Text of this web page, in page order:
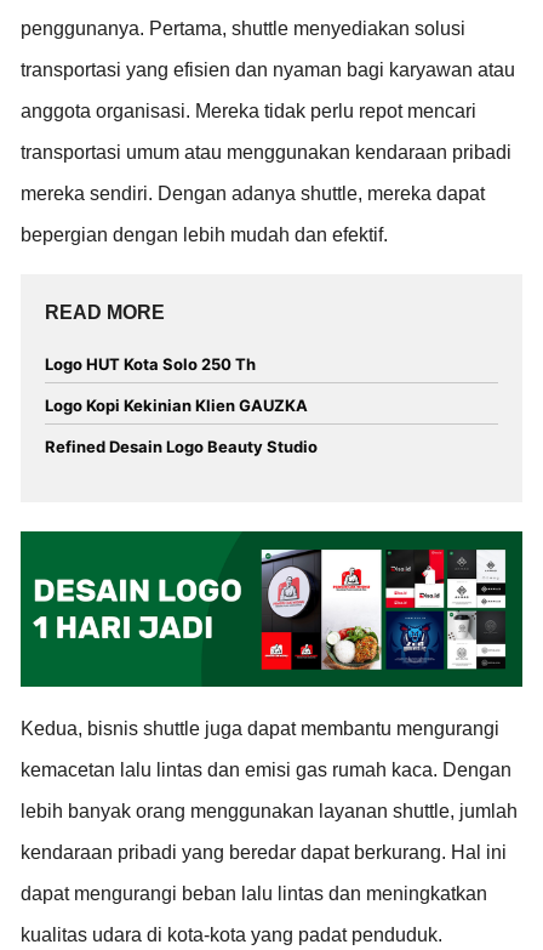
penggunanya. Pertama, shuttle menyediakan solusi
transportasi yang efisien dan nyaman bagi karyawan atau
anggota organisasi. Mereka tidak perlu repot mencari
transportasi umum atau menggunakan kendaraan pribadi
mereka sendiri. Dengan adanya shuttle, mereka dapat
bepergian dengan lebih mudah dan efektif.
READ MORE
Logo HUT Kota Solo 250 Th
Logo Kopi Kekinian Klien GAUZKA
Refined Desain Logo Beauty Studio
Kedua, bisnis shuttle juga dapat membantu mengurangi
kemacetan lalu lintas dan emisi gas rumah kaca. Dengan
lebih banyak orang menggunakan layanan shuttle, jumlah
kendaraan pribadi yang beredar dapat berkurang. Hal ini
dapat mengurangi beban lalu lintas dan meningkatkan
kualitas udara di kota-kota yang padat penduduk.